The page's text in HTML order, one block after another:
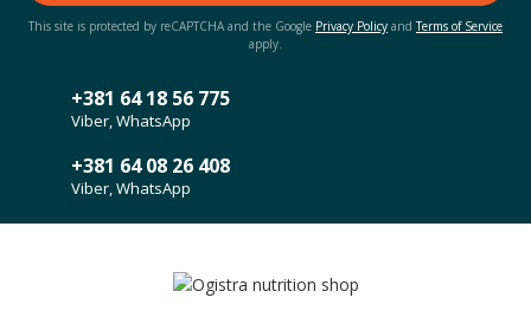
This site is protected by reCAPTCHA and the Google Privacy Policy andTerms of Service
apply.
+381 64 18 56 775
Viber, WhatsApp
+381 64 08 26 408
Viber, WhatsApp